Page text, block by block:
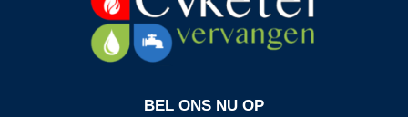
BEL ONS NU OP